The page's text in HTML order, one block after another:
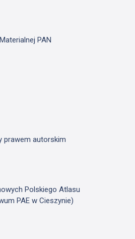
PAN
prawem autorskim
Polskiego Atlasu
PAE w Cieszynie)